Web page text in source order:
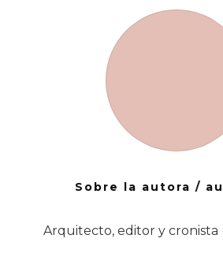
Sobre la autora /
Arquitecto, editor y cronista